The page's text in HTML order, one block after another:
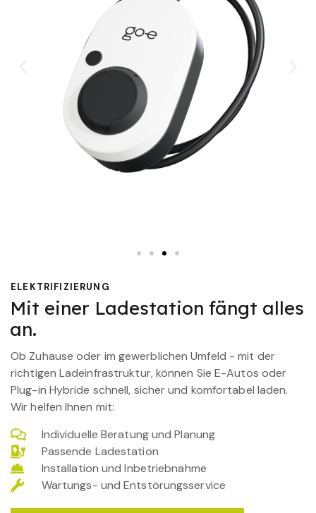
ELEKTRIFIZIERUNG
Mit einer Ladestation fängt alles
an.
Ob Zuhause oder im gewerblichen Umfeld - mit der
richtigen Ladeinfrastruktur, können Sie E-Autos oder
Plug-in Hybride schnell, sicher und komfortabel laden.
Wir helfen Ihnen mit:
Individuelle Beratung und Planung
Passende Ladestation
Installation und Inbetriebnahme
Wartungs- und Entstörungsservice